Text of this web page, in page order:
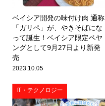
ベイシア開発の味付け肉 通称
「ガリペ」が、やきそばにな
って誕生！ベイシア限定ペヤ
ングとして9月27日より新発
売
2023.10.05
IT・テクノロジー